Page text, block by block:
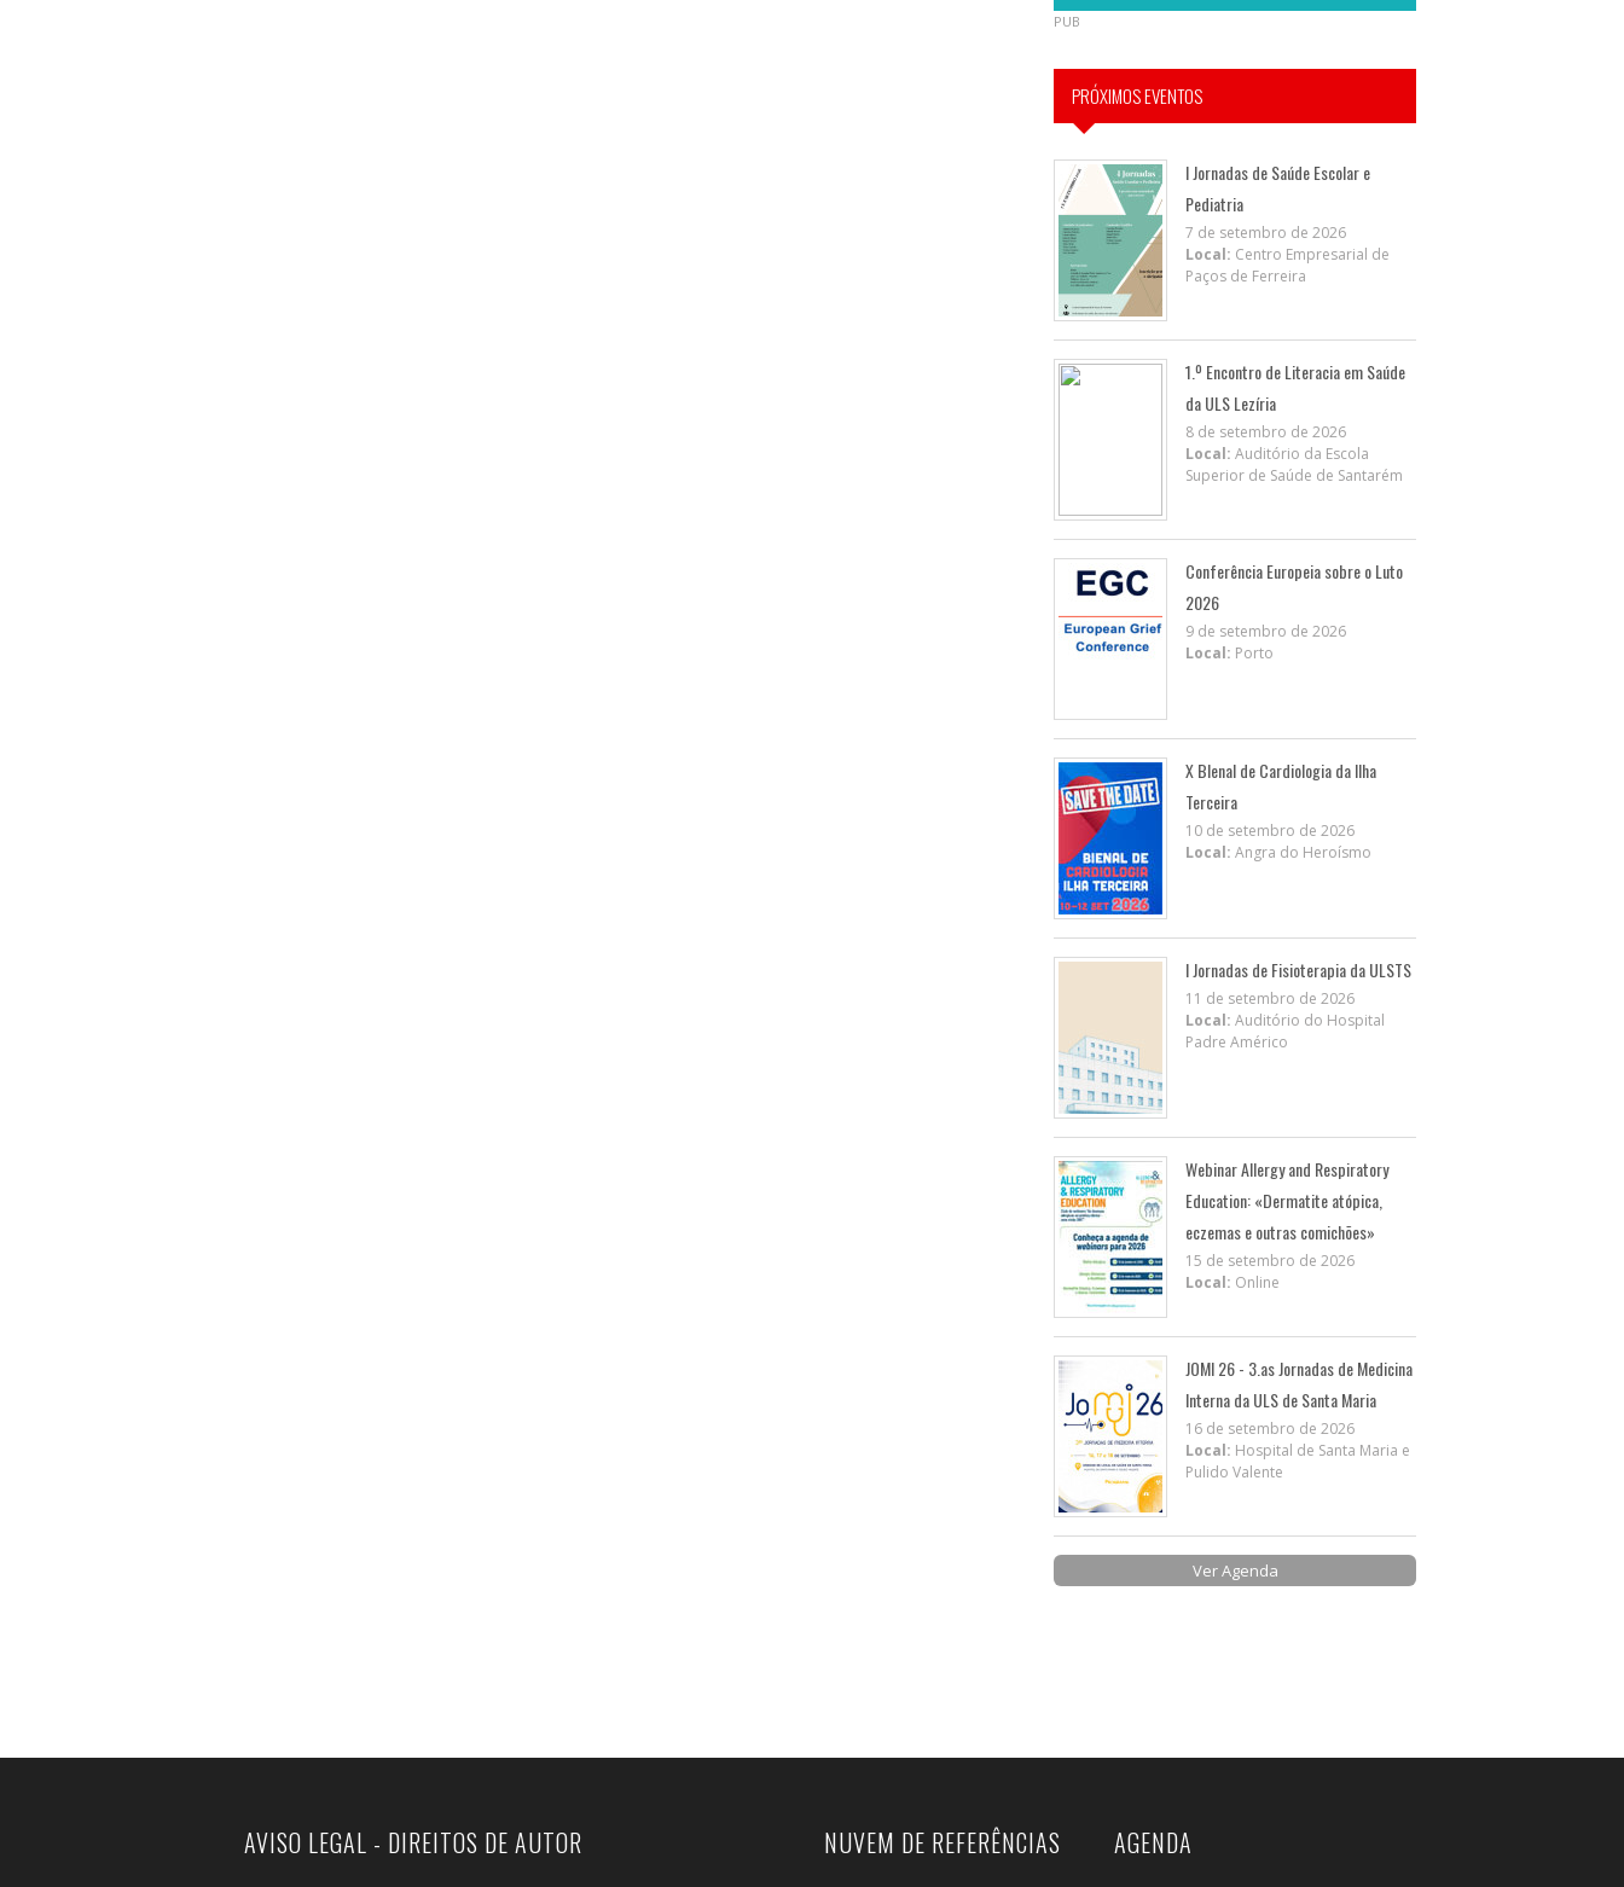
PUB
PRÓXIMOS EVENTOS
I Jornadas de Saúde Escolar e
Pediatria
7 de setembro de 2026
Local: Centro Empresarial de
Paços de Ferreira
1.º Encontro de Literacia em Saúde
da ULS Lezíria
8 de setembro de 2026
Local: Auditório da Escola
Superior de Saúde de Santarém
Conferência Europeia sobre o Luto
2026
9 de setembro de 2026
Local: Porto
X BIenal de Cardiologia da Ilha
Terceira
10 de setembro de 2026
Local: Angra do Heroísmo
I Jornadas de Fisioterapia da ULSTS
11 de setembro de 2026
Local: Auditório do Hospital
Padre Américo
Webinar Allergy and Respiratory
Education: «Dermatite atópica,
eczemas e outras comichões»
15 de setembro de 2026
Local: Online
JOMI 26 - 3.as Jornadas de Medicina
Interna da ULS de Santa Maria
16 de setembro de 2026
Local: Hospital de Santa Maria e
Pulido Valente
Ver Agenda
AVISO LEGAL - DIREITOS DE AUTOR NUVEM DE REFERÊNCIAS AGENDA